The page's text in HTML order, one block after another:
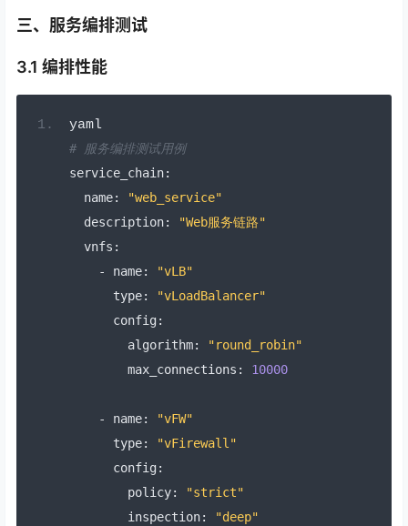
三、服务编排测试
3.1 编排性能
yaml
# 服务编排测试用例
service_chain:
  name
:
"web_service"
  description
:
"Web服务链路"
  vnfs
:
- name:
"vLB"
      type
:
"vLoadBalancer"
      config
:
        algorithm
:
"round_robin"
        max_connections
: 10000
- name:
"vFW"
      type
:
"vFirewall"
      config
:
        policy
:
"strict"
        inspection
: "deep"